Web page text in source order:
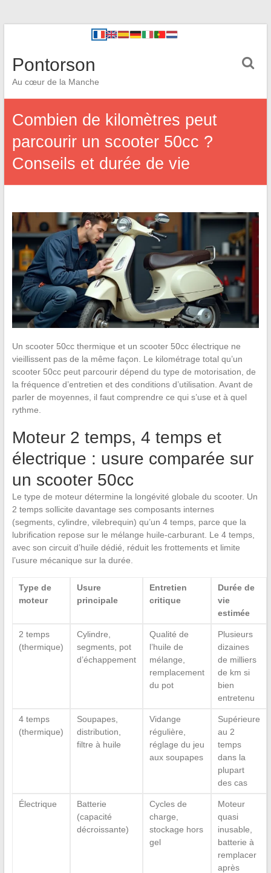
Pontorson
Au cœur de la Manche
Combien de kilomètres peut
parcourir un scooter 50cc ?
Conseils et durée de vie
Un scooter 50cc thermique et un scooter 50cc électrique ne
vieillissent pas de la même façon. Le kilométrage total qu’un
scooter 50cc peut parcourir dépend du type de motorisation, de
la fréquence d’entretien et des conditions d’utilisation. Avant de
parler de moyennes, il faut comprendre ce qui s’use et à quel
rythme.
Moteur 2 temps, 4 temps et
électrique : usure comparée sur
un scooter 50cc
Le type de moteur détermine la longévité globale du scooter. Un
2 temps sollicite davantage ses composants internes
(segments, cylindre, vilebrequin) qu’un 4 temps, parce que la
lubrification repose sur le mélange huile-carburant. Le 4 temps,
avec son circuit d’huile dédié, réduit les frottements et limite
l’usure mécanique sur la durée.
Type de
moteur
Usure
principale
Entretien
critique
Durée de
vie
estimée
2 temps
(thermique)
Cylindre,
segments, pot
d’échappement
Qualité de
l’huile de
mélange,
remplacement
du pot
Plusieurs
dizaines
de milliers
de km si
bien
entretenu
4 temps
(thermique)
Soupapes,
distribution,
filtre à huile
Vidange
régulière,
réglage du jeu
aux soupapes
Supérieure
au 2
temps
dans la
plupart
des cas
Électrique
Batterie
(capacité
décroissante)
Cycles de
charge,
stockage hors
gel
Moteur
quasi
inusable,
batterie à
remplacer
après